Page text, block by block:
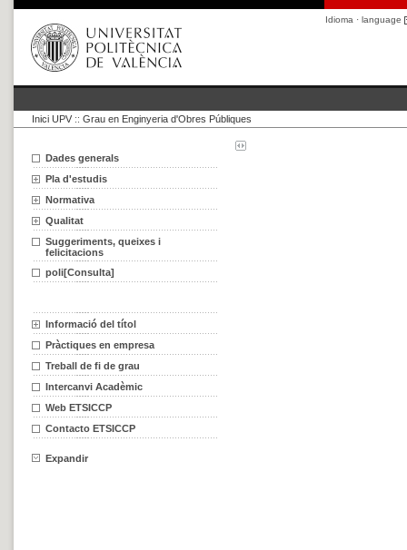
Idioma · language
Inici UPV :: Grau en Enginyeria d'Obres Públiques
Dades generals
Pla d'estudis
Normativa
Qualitat
Suggeriments, queixes i
felicitacions
poli[Consulta]
Informació del títol
Pràctiques en empresa
Treball de fi de grau
Intercanvi Acadèmic
Web ETSICCP
Contacto ETSICCP
Expandir